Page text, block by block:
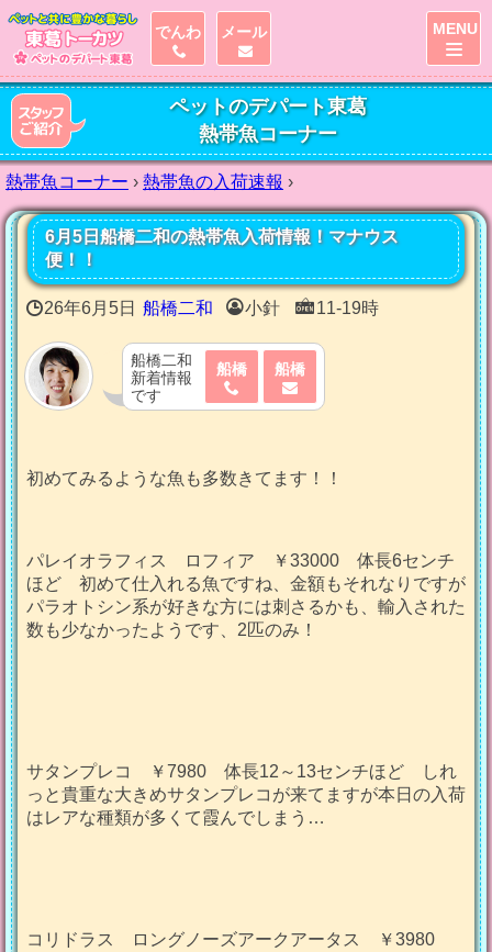
ペットのデパート東葛
熱帯魚コーナー
熱帯魚コーナー › 熱帯魚の入荷速報 ›
6月5日船橋二和の熱帯魚入荷情報！マナウス
便！！
26年6月5日 船橋二和 小針 11-19時
船橋二和
新着情報
です
船橋 船橋
初めてみるような魚も多数きてます！！
パレイオラフィス ロフィア ￥33000 体長6センチ
ほど 初めて仕入れる魚ですね、金額もそれなりですが
パラオトシン系が好きな方には刺さるかも、輸入された
数も少なかったようです、2匹のみ！
サタンプレコ ￥7980 体長12～13センチほど しれ
っと貴重な大きめサタンプレコが来てますが本日の入荷
はレアな種類が多くて霞んでしまう…
コリドラス ロングノーズアークアータス ￥3980
でんわ メール MENU